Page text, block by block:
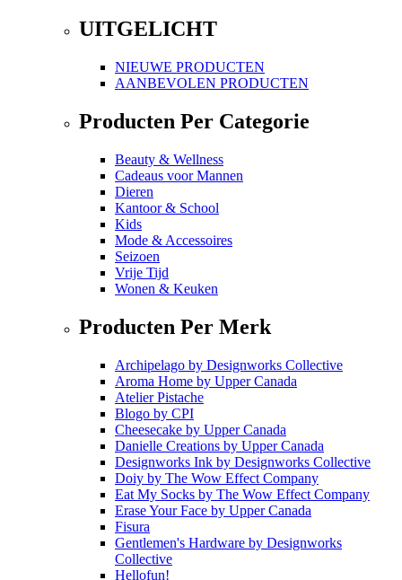
UITGELICHT
NIEUWE PRODUCTEN
AANBEVOLEN PRODUCTEN
Producten Per Categorie
Beauty & Wellness
Cadeaus voor Mannen
Dieren
Kantoor & School
Kids
Mode & Accessoires
Seizoen
Vrije Tijd
Wonen & Keuken
Producten Per Merk
Archipelago by Designworks Collective
Aroma Home by Upper Canada
Atelier Pistache
Blogo by CPI
Cheesecake by Upper Canada
Danielle Creations by Upper Canada
Designworks Ink by Designworks Collective
Doiy by The Wow Effect Company
Eat My Socks by The Wow Effect Company
Erase Your Face by Upper Canada
Fisura
Gentlemen's Hardware by Designworks
Collective
Hellofun!